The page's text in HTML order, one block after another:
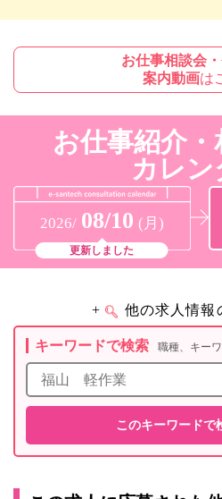
お仕事相談会
案内動画は
お仕事紹介
カレン
2026/ 08/10 (月)
更新しました
+ 他の求人情報
キーワードで検索 職種、キー